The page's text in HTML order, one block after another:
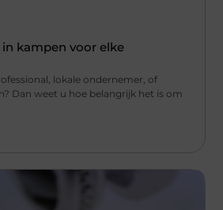
kampen voor elke
lokale ondernemer, of
Dan weet u hoe belangrijk het is om